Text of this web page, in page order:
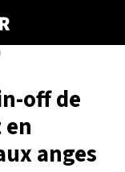
off de
anges